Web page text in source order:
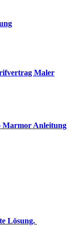
Maler
Marmor Anleitung
Lösung.